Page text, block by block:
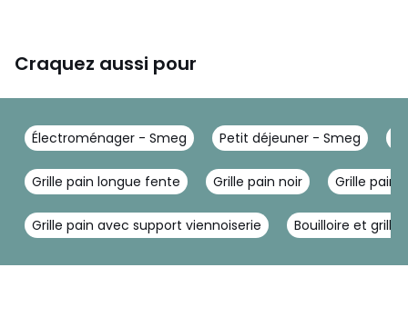
Craquez aussi pour
Électroménager - Smeg Petit déjeuner - Smeg
Grille pain longue fente Grille pain noir Grille pain
Grille pain avec support viennoiserie Bouilloire et grille